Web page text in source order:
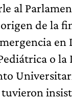
al
de la
en
o la